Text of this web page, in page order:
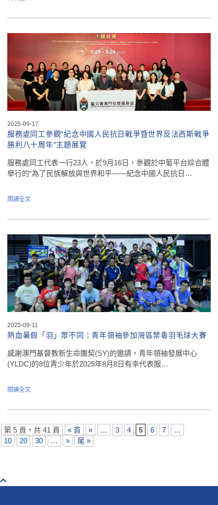
2025-09-17
服務處同工參觀“紀念中國人民抗日戰爭暨世界反法西斯戰爭
勝利八十周年”主題展覽
服務處同工代表一行23人，於9月16日，參觀於中葡平台綜合體
舉行的“為了民族解放與世界和平——紀念中國人民抗日…
閱讀全文
2025-09-11
熱血暑假「羽」眾不同：青年領袖參加灣區禁毒羽毛球大賽
感謝澳門基督教新生命團契(SY)的邀請，青年領袖發展中心
(YLDC)的8位青少年於2025年8月8日有幸代表服…
閱讀全文
第 5 頁，共 41 頁 « 首 « … 3 4 5 6 7
…
10
20 30 … » 尾 »